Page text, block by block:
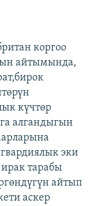
коргоо
айтымында,
күчтөр
алгандыгын
эки
тарабы
айтып
аскер